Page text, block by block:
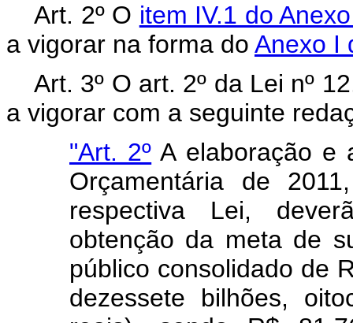
Art. 2º O item IV.1 do
a vigorar na forma do Anexo I
Art. 3º O art. 2º da Lei nº
a vigorar com a seguinte
"Art. 2º A elaboração e
Orçamentária de
respectiva Lei,
obtenção da meta de
público consolidado de
dezessete bilhões,